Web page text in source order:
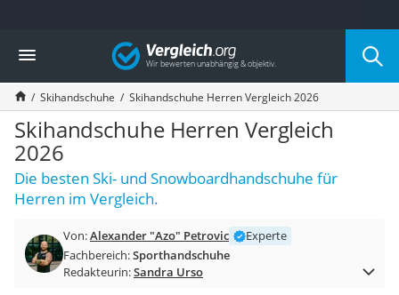
Die beliebtesten Vergleiche nach Kategorie
Freizeit & Sport
Gartentrampolin
Trampolin
Metalldetektor
Eufab-Fahrradträger
Trampolin 366 cm
Fahrradschloss
Aluminium-Koffer
Air Bike
E-Bike-Dreirad
Trekkingschuhe Herren
Vergleich
Skihandschuhe Skihandschuhe Herren Vergleich 2026
Skihandschuhe Herren Vergleich
2026
Die besten Ski- und Snowboardhandschuhe für
Herren im Vergleich.
Von:Alexander "Azo" Petrovic
Experte
Fachbereich:Sporthandschuhe
Redakteurin:Sandra Urso